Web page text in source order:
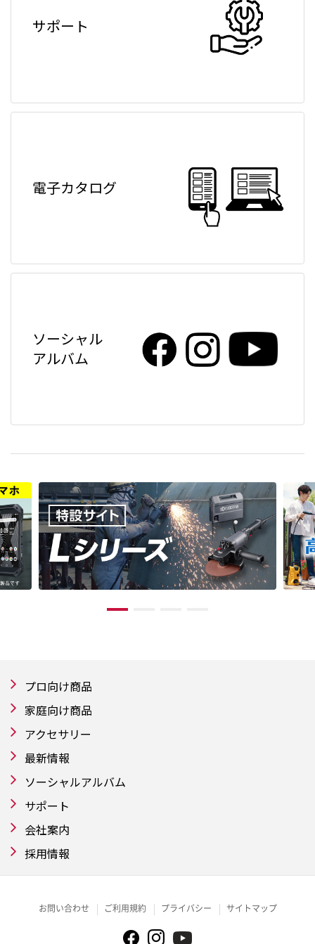
サポート
電子カタログ
ソーシャル
アルバム
プロ向け商品
家庭向け商品
アクセサリー
最新情報
ソーシャルアルバム
サポート
会社案内
採用情報
お問い合わせ ご利用規約 プライバシー サイトマップ